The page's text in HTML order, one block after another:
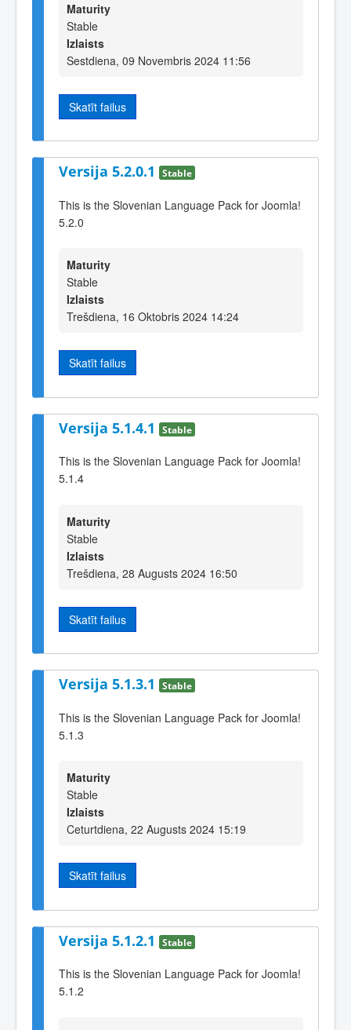
Maturity
Stable
Izlaists
Sestdiena, 09 Novembris 2024 11:56
Skatīt failus
Versija 5.2.0.1 Stable
This is the Slovenian Language Pack for Joomla!
5.2.0
Maturity
Stable
Izlaists
Trešdiena, 16 Oktobris 2024 14:24
Skatīt failus
Versija 5.1.4.1 Stable
This is the Slovenian Language Pack for Joomla!
5.1.4
Maturity
Stable
Izlaists
Trešdiena, 28 Augusts 2024 16:50
Skatīt failus
Versija 5.1.3.1 Stable
This is the Slovenian Language Pack for Joomla!
5.1.3
Maturity
Stable
Izlaists
Ceturtdiena, 22 Augusts 2024 15:19
Skatīt failus
Versija 5.1.2.1 Stable
This is the Slovenian Language Pack for Joomla!
5.1.2